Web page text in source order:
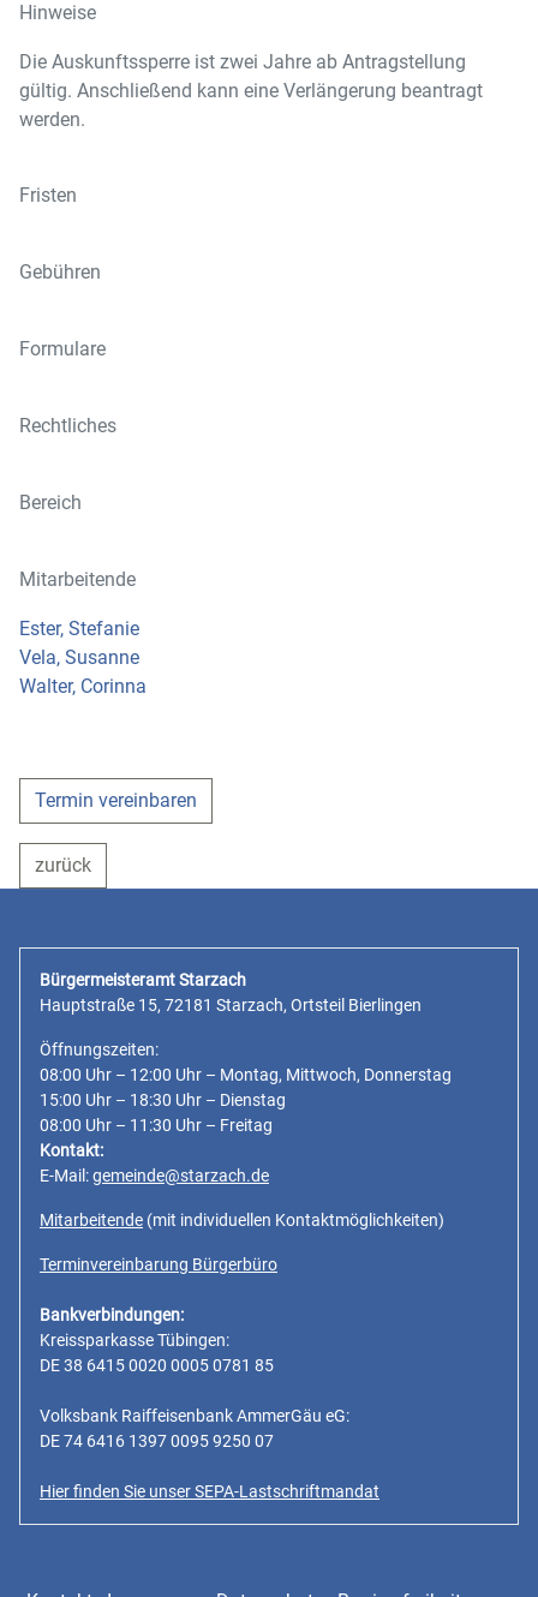
Hinweise
Die Auskunftssperre ist zwei Jahre ab Antragstellung
gültig. Anschließend kann eine Verlängerung beantragt
werden.
Fristen
Gebühren
Formulare
Rechtliches
Bereich
Mitarbeitende
Ester, Stefanie
Vela, Susanne
Walter, Corinna
Termin vereinbaren
zurück
Bürgermeisteramt Starzach
Hauptstraße 15, 72181 Starzach, Ortsteil Bierlingen
Öffnungszeiten:
08:00 Uhr – 12:00 Uhr – Montag, Mittwoch, Donnerstag
15:00 Uhr – 18:30 Uhr – Dienstag
08:00 Uhr – 11:30 Uhr – Freitag
Kontakt:
E-Mail:gemeinde@starzach.de
Mitarbeitende (mit individuellen Kontaktmöglichkeiten)
Terminvereinbarung Bürgerbüro
Bankverbindungen:
Kreissparkasse Tübingen:
DE 38 6415 0020 0005 0781 85
Volksbank Raiffeisenbank AmmerGäu eG:
DE 74 6416 1397 0095 9250 07
Hier finden Sie unser SEPA-Lastschriftmandat